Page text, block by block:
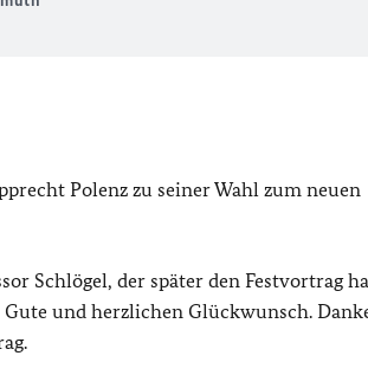
Polenz zu seiner Wahl zum neuen
Schlögel, der später den Festvortrag
und herzlichen Glückwunsch.